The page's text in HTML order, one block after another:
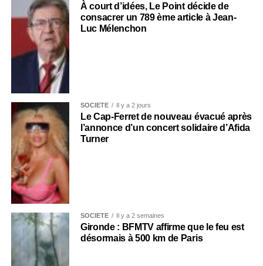
À court d’idées, Le Point décide de
consacrer un 789 ème article à Jean-
Luc Mélenchon
SOCIÉTÉ Il y a 2 jours
Le Cap-Ferret de nouveau évacué après
l’annonce d’un concert solidaire d’Afida
Turner
SOCIÉTÉ Il y a 2 semaines
Gironde : BFMTV affirme que le feu est
désormais à 500 km de Paris